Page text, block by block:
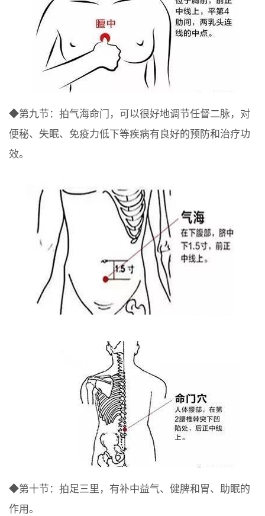
◆第九节：拍气海命门，可以很好地调节任督二脉，对
便秘、失眠、免疫力低下等疾病有良好的预防和治疗功
效。
◆第十节：拍足三里，有补中益气、健脾和胃、助眠的
作用。